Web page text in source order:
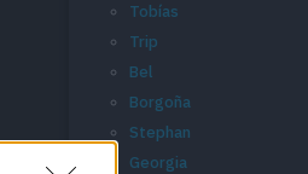
Tobías
Trip
Bel
Borgoña
Stephan
Georgia